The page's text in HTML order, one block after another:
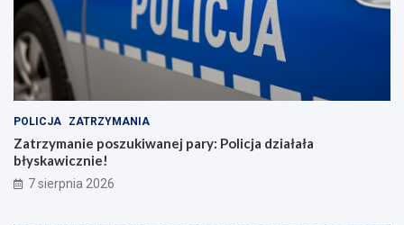
POLICJA ZATRZYMANIA
Zatrzymanie poszukiwanej pary: Policja działała
błyskawicznie!
7 sierpnia 2026